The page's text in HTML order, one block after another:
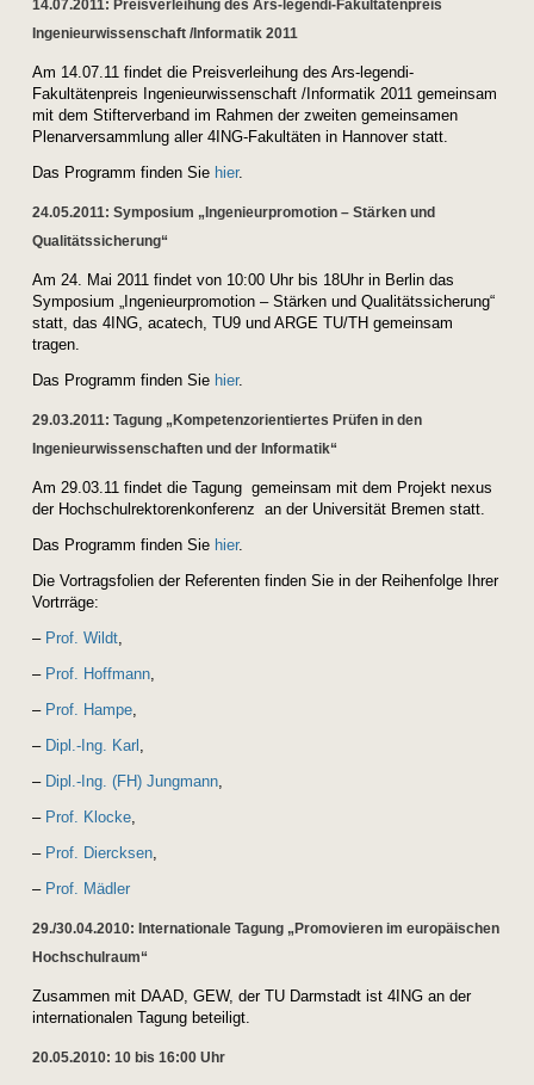
14.07.2011: Preisverleihung des Ars-legendi-Fakultätenpreis
Ingenieurwissenschaft /Informatik 2011
Am 14.07.11 findet die Preisverleihung des Ars-legendi-
Fakultätenpreis Ingenieurwissenschaft /Informatik 2011 gemeinsam
mit dem Stifterverband im Rahmen der zweiten gemeinsamen
Plenarversammlung aller 4ING-Fakultäten in Hannover statt.
Das Programm finden Sie hier.
24.05.2011: Symposium „Ingenieurpromotion – Stärken und
Qualitätssicherung“
Am 24. Mai 2011 findet von 10:00 Uhr bis 18Uhrin Berlin das
Symposium „Ingenieurpromotion – Stärken und Qualitätssicherung“
statt, das 4ING, acatech, TU9 und ARGE TU/TH gemeinsam
tragen.
Das Programm finden Sie hier.
29.03.2011: Tagung „Kompetenzorientiertes Prüfen in den
Ingenieurwissenschaften und der Informatik“
Am 29.03.11 findet die Tagung gemeinsam mit dem Projekt nexus
der Hochschulrektorenkonferenz an der Universität Bremen statt.
Das Programm finden Sie hier.
Die Vortragsfolien der Referenten finden Sie in der Reihenfolge Ihrer
Vortrräge:
– Prof. Wildt,
– Prof. Hoffmann,
– Prof. Hampe,
– Dipl.-Ing. Karl
– Dipl.-Ing. (FH) Jungmann,
– Prof. Klocke,
– Prof. Diercksen,
– Prof. Mädler
29./30.04.2010: Internationale Tagung „Promovieren im europäischen
Hochschulraum“
Zusammen mit DAAD, GEW, der TU Darmstadt ist 4ING an der
internationalen Tagung beteiligt.
20.05.2010: 10 bis 16:00 Uhr